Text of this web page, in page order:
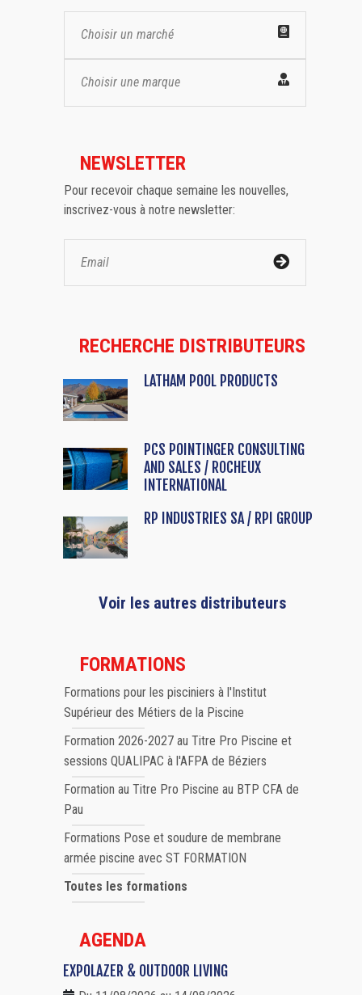
Choisir un marché
Choisir une marque
NEWSLETTER
Pour recevoir chaque semaine les nouvelles,
inscrivez-vous à notre newsletter:
RECHERCHE DISTRIBUTEURS
LATHAM POOL PRODUCTS
PCS POINTINGER CONSULTING
AND SALES / ROCHEUX
INTERNATIONAL
RP INDUSTRIES SA / RPI GROUP
Voir les autres distributeurs
FORMATIONS
Formations pour les pisciniers à l'Institut
Supérieur des Métiers de la Piscine
Formation 2026-2027 au Titre Pro Piscine et
sessions QUALIPAC à l'AFPA de Béziers
Formation au Titre Pro Piscine au BTP CFA de
Pau
Formations Pose et soudure de membrane
armée piscine avec ST FORMATION
Toutes les formations
AGENDA
EXPOLAZER & OUTDOOR LIVING